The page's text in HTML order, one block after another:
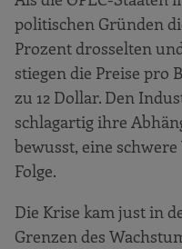
politischen Gründen
Prozent drosselten
stiegen die Preise pro
zu 12 Dollar. Den
schlagartig ihre
bewusst, eine
Folge.
Die Krise kam just in
Grenzen des